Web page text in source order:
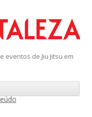
eventos de Jiu Jitsu em